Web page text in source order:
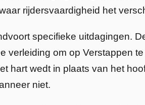
rijdersvaardigheid het
specifieke uitdagingen.
verleiding om op Verstappen
hart wedt in plaats van het
niet.